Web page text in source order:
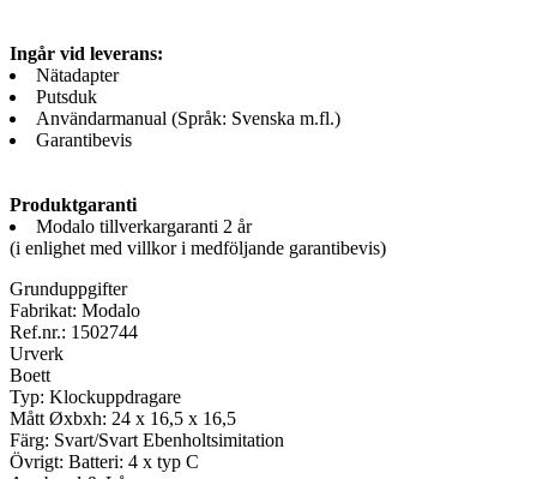
Ingår vid leverans:
Nätadapter
Putsduk
Användarmanual (Språk: Svenska m.fl.)
Garantibevis
Produktgaranti
Modalo tillverkargaranti 2 år
(i enlighet med villkor i medföljande garantibevis)
Grunduppgifter
Fabrikat: Modalo
Ref.nr.: 1502744
Urverk
Boett
Typ: Klockuppdragare
Mått Øxbxh: 24 x 16,5 x 16,5
Färg: Svart/Svart Ebenholtsimitation
Övrigt: Batteri: 4 x typ C